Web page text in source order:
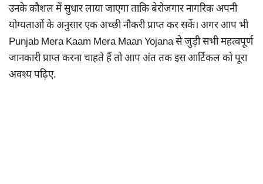
उनके कौशल में सुधार लाया जाएगा ताकि बेरोजगार नागरिक अपनी
योग्यताओं के अनुसार एक अच्छी नौकरी प्राप्त कर सकें। अगर आप भी
Punjab Mera Kaam Mera Maan Yojana से जुड़ी सभी महत्वपूर्ण
जानकारी प्राप्त करना चाहते हैं तो आप अंत तक इस आर्टिकल को पूरा
अवश्य पढ़िए.